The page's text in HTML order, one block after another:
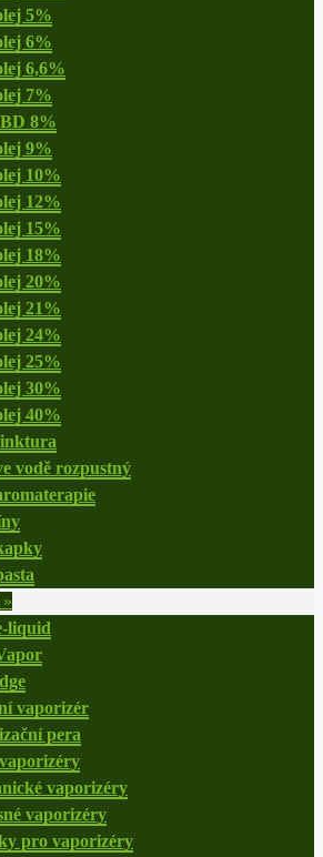
5%
6%
6,6%
7%
8%
9%
10%
12%
15%
18%
20%
21%
24%
25%
30%
40%
vodě rozpustný
»
liquid
vaporizér
pera
vaporizéry
vaporizéry
pro vaporizéry